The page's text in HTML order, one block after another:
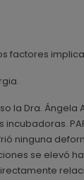
factores
la Dra.
ninguna
se elevó